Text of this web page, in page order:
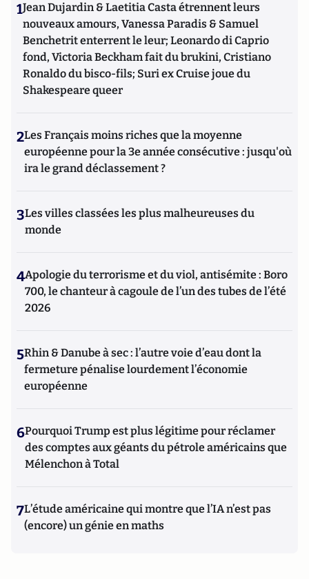
1Jean Dujardin & Laetitia Casta étrennent leurs
nouveaux amours, Vanessa Paradis & Samuel
Benchetrit enterrent le leur; Leonardo di Caprio
fond, Victoria Beckham fait du brukini, Cristiano
Ronaldo du bisco-fils; Suri ex Cruise joue du
Shakespeare queer
2Les Français moins riches que la moyenne
européenne pour la 3e année consécutive : jusqu'où
ira le grand déclassement ?
3Les villes classées les plus malheureuses du
monde
4Apologie du terrorisme et du viol, antisémite : Boro
700, le chanteur à cagoule de l’un des tubes de l’été
2026
5Rhin & Danube à sec : l’autre voie d’eau dont la
fermeture pénalise lourdement l’économie
européenne
6Pourquoi Trump est plus légitime pour réclamer
des comptes aux géants du pétrole américains que
Mélenchon à Total
7L’étude américaine qui montre que l’IA n’est pas
(encore) un génie en maths